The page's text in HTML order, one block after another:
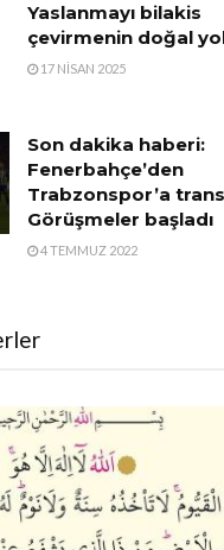
Yaslanmayı bilakis
çevirmenin doğal
17 NISAN 2025
Son dakika haberi:
Fenerbahçe’den
Trabzonspor’a
Görüşmeler başladı
4 TEMMUZ 2022